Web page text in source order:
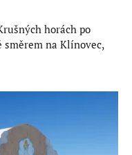
horách po
na Klínovec,